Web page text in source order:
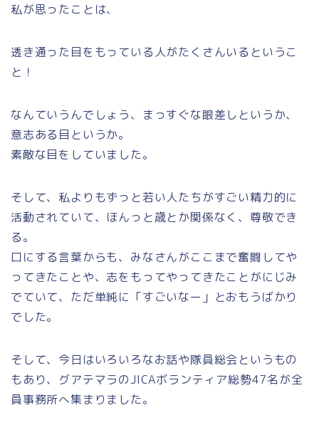
私が思ったことは、
透き通った目をもっている人がたくさんいるというこ
と！
なんていうんでしょう、まっすぐな眼差しというか、
意志ある目というか。
素敵な目をしていました。
そして、私よりもずっと若い人たちがすごい精力的に
活動されていて、ほんっと歳とか関係なく、尊敬でき
る。
口にする言葉からも、みなさんがここまで奮闘してや
ってきたことや、志をもってやってきたことがにじみ
でていて、ただ単純に「すごいなー」とおもうばかり
でした。
そして、今日はいろいろなお話や隊員総会というもの
もあり、グアテマラのJICAボランティア総勢47名が全
員事務所へ集まりました。